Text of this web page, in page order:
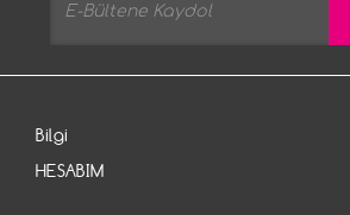
Bilgi
HESABIM